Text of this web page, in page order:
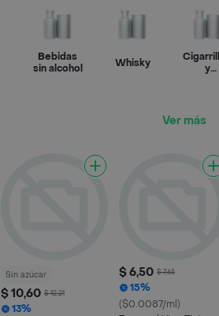
Bebidas
sin alcohol
Whisky
y
Ver más
Sin azúcar
$ 10,60 $ 12,21
13%
$ 6,50 $ 7,65
15%
($0.0087/ml)